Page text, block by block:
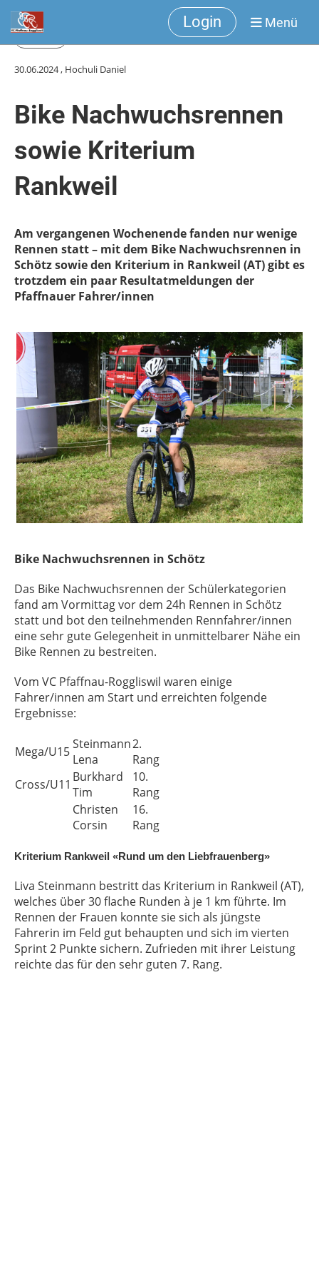
Login Menü
30.06.2024, Hochuli Daniel
Bike Nachwuchsrennen
sowie Kriterium
Rankweil
Am vergangenen Wochenende fanden nur wenige
Rennen statt – mit dem Bike Nachwuchsrennen in
Schötz sowie den Kriterium in Rankweil (AT) gibt es
trotzdem ein paar Resultatmeldungen der
Pfaffnauer Fahrer/innen
Bike Nachwuchsrennen in Schötz
Das Bike Nachwuchsrennen der Schülerkategorien
fand am Vormittag vor dem 24h Rennen in Schötz
statt und bot den teilnehmenden Rennfahrer/innen
eine sehr gute Gelegenheit in unmittelbarer Nähe ein
Bike Rennen zu bestreiten.
Vom VC Pfaffnau-Roggliswil waren einige
Fahrer/innen am Start und erreichten folgende
Ergebnisse:
Mega/U15Steinmann
Lena
2.
Rang
Cross/U11 Burkhard
Tim
10.
Rang
Christen
Corsin
16.
Rang
Kriterium Rankweil «Rund um den Liebfrauenberg»
Liva Steinmann bestritt das Kriterium in Rankweil (AT),
welches über 30 flache Runden à je 1 km führte. Im
Rennen der Frauen konnte sie sich als jüngste
Fahrerin im Feld gut behaupten und sich im vierten
Sprint 2 Punkte sichern. Zufrieden mit ihrer Leistung
reichte das für den sehr guten 7. Rang.